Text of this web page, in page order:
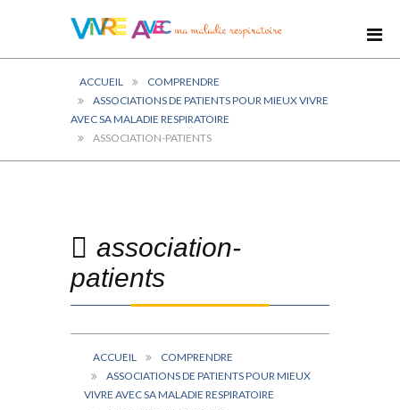
ACCUEIL
COMPRENDRE
ASSOCIATIONS DE PATIENTS POUR MIEUX VIVRE
AVEC SA MALADIE RESPIRATOIRE
ASSOCIATION-PATIENTS
association-
patients
ACCUEIL
COMPRENDRE
ASSOCIATIONS DE PATIENTS POUR MIEUX
VIVRE AVEC SA MALADIE RESPIRATOIRE